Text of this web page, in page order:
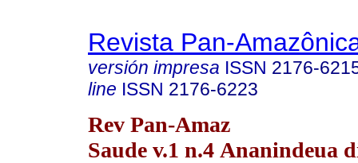
Revista Pan-
versión impresa ISSN 2176-
line ISSN 2176-6223
Rev Pan-Amaz
Saude v.1 n.4 Ananindeua